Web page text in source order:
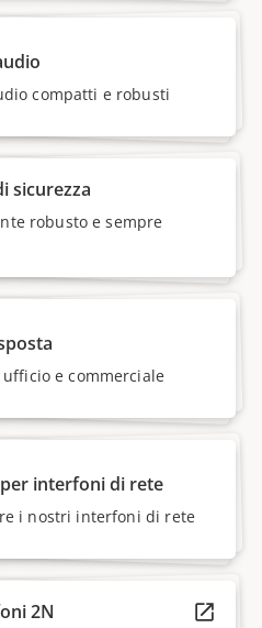
compatti e robusti
sicurezza
robusto e sempre
e commerciale
interfoni di rete
i nostri interfoni di rete
2N